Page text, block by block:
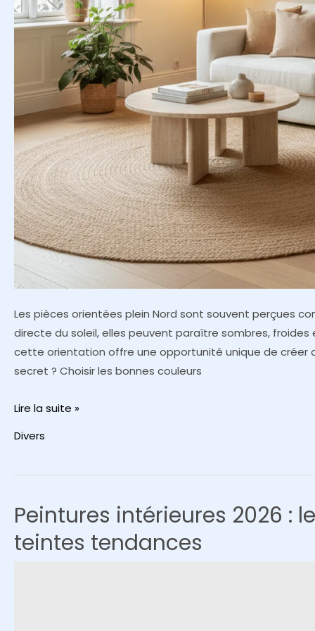
Les pièces orientées plein Nord sont souvent perçues
directe du soleil, elles peuvent paraître sombres,
cette orientation offre une opportunité unique de créer
secret ? Choisir les bonnes couleurs
Quelles
illuminer
une
Lire la suite »
Divers
Peintures intérieures 2026 :
teintes tendances